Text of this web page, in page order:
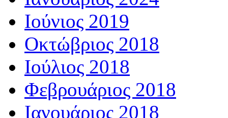
Ιούνιος 2019
Οκτώβριος 2018
Ιούλιος 2018
Φεβρουάριος 2018
Ιανουάριος 2018